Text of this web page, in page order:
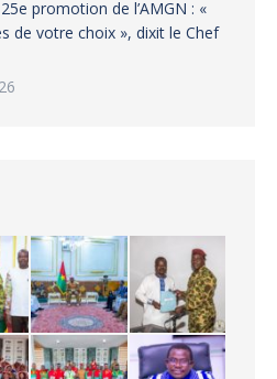
promotion de l’AMGN : «
de votre choix », dixit le Chef